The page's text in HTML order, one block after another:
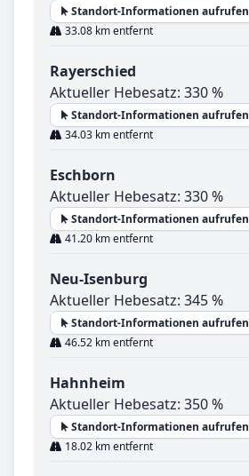
Standort-Informationen aufrufen
33.08 km entfernt
Rayerschied
Aktueller Hebesatz: 330 %
Standort-Informationen aufrufen
34.03 km entfernt
Eschborn
Aktueller Hebesatz: 330 %
Standort-Informationen aufrufen
41.20 km entfernt
Neu-Isenburg
Aktueller Hebesatz: 345 %
Standort-Informationen aufrufen
46.52 km entfernt
Hahnheim
Aktueller Hebesatz: 350 %
Standort-Informationen aufrufen
18.02 km entfernt